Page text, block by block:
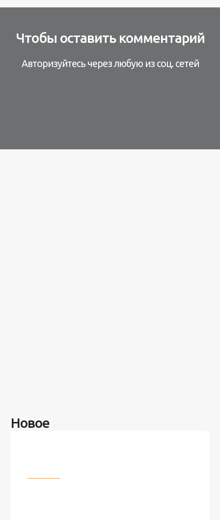
Чтобы оставить комментарий
Авторизуйтесь через любую из соц. сетей
Новое